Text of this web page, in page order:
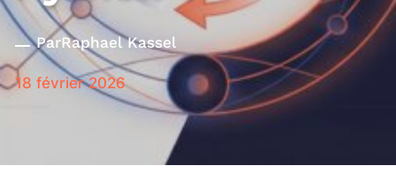
ParRaphael Kassel
18 février 2026